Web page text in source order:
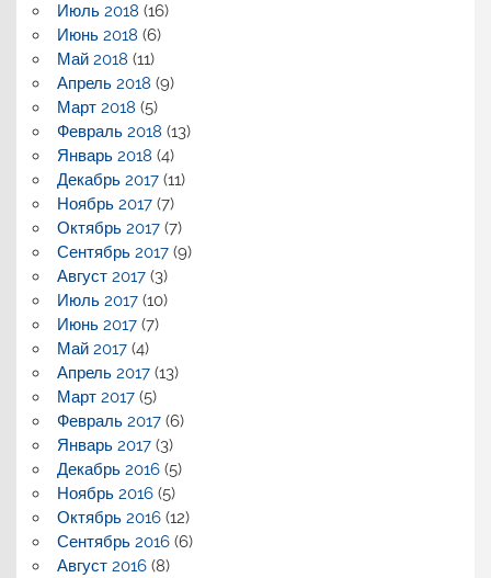
Июль 2018 (16)
Июнь 2018 (6)
Май 2018 (11)
Апрель 2018 (9)
Март 2018 (5)
Февраль 2018 (13)
Январь 2018 (4)
Декабрь 2017(11)
Ноябрь 2017(7)
Октябрь 2017(7)
Сентябрь 2017(9)
Август 2017(3)
Июль 2017(10)
Июнь 2017(7)
Май 2017(4)
Апрель 2017(13)
Март 2017(5)
Февраль 2017(6)
Январь 2017(3)
Декабрь 2016(5)
Ноябрь 2016(5)
Октябрь 2016(12)
Сентябрь 2016(6)
Август 2016(8)